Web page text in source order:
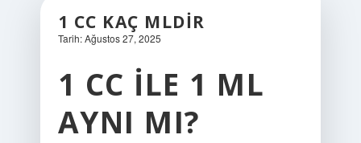
1 CC KAÇ MLDIR
Tarih: Ağustos 27, 2025
1 CC ILE 1 ML
AYNI MI?